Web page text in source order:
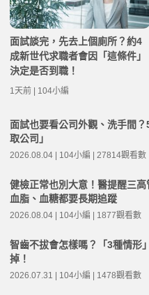
面試談完，先去上個廁所？約4
成新世代求職者會因「這條件」
決定是否到職！
1天前 | 104小編
面試也要看公司外觀、洗手間
取公司」
2026.08.04 | 104小編 | 27814觀看數
健檢正常也別大意！醫提醒三高
血脂、血糖都要長期追蹤
2026.08.04 | 104小編 | 1877觀看數
智齒不拔會怎樣嗎？「3種情形
掉！
2026.07.31 | 104小編 | 1478觀看數